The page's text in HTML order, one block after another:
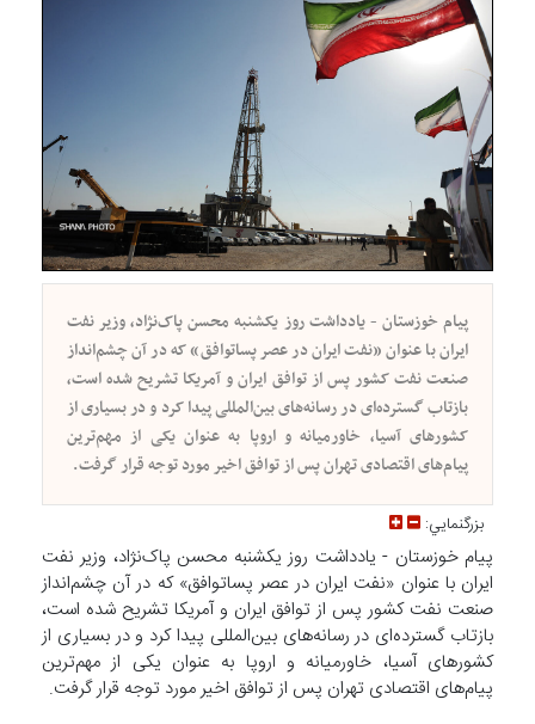
پیام خوزستان - یادداشت روز یکشنبه محسن پاک‌نژاد، وزیر نفت
ایران با عنوان «نفت ایران در عصر پساتوافق» که در آن چشم‌انداز
صنعت نفت کشور پس از توافق ایران و آمریکا تشریح شده است،
بازتاب گسترده‌ای در رسانه‌های بین‌المللی پیدا کرد و در بسیاری از
کشورهای آسیا، خاورمیانه و اروپا به عنوان یکی از مهم‌ترین
پیام‌های اقتصادی تهران پس از توافق اخیر مورد توجه قرار گرفت.
بزرگنمايي:
پیام خوزستان - یادداشت روز یکشنبه محسن پاک‌نژاد، وزیر نفت
ایران با عنوان «نفت ایران در عصر پساتوافق» که در آن چشم‌انداز
صنعت نفت کشور پس از توافق ایران و آمریکا تشریح شده است،
بازتاب گسترده‌ای در رسانه‌های بین‌المللی پیدا کرد و در بسیاری از
کشورهای آسیا، خاورمیانه و اروپا به عنوان یکی از مهم‌ترین
پیام‌های اقتصادی تهران پس از توافق اخیر مورد توجه قرار گرفت.